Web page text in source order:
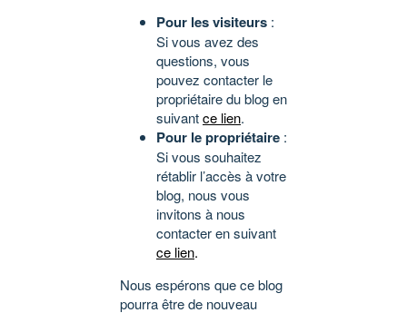
Pour les visiteurs :
Si vous avez des
questions, vous
pouvez contacter le
propriétaire du blog en
suivantce lien.
Pour le propriétaire :
Si vous souhaitez
rétablir l’accès à votre
blog, nous vous
invitons à nous
contacter en suivant
ce lien.
Nous espérons que ce blog
pourra être de nouveau